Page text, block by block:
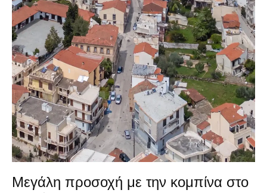
Μεγάλη προσοχή με την κομπίνα στο